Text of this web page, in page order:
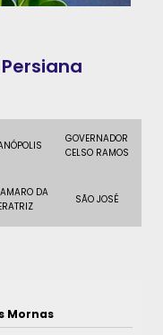
GOVERNADOR
CELSO RAMOS
DA
SÃO JOSÉ
Mornas